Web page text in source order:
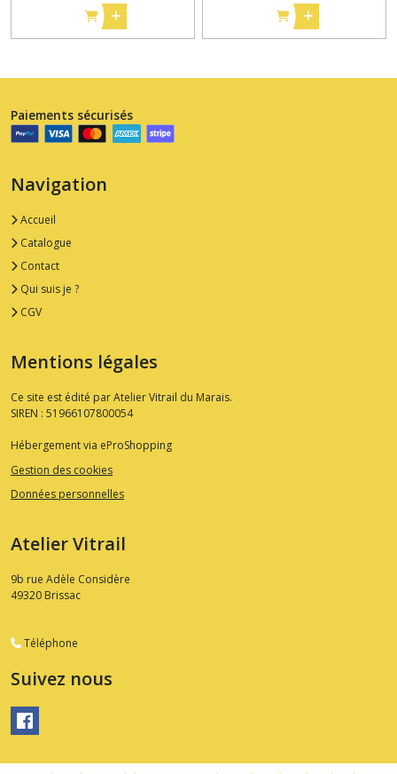
Paiements sécurisés
Navigation
Accueil
Catalogue
Contact
Qui suis je ?
CGV
Mentions légales
Ce site est édité par Atelier Vitrail du Marais.
SIREN : 51966107800054
Hébergement via eProShopping
Gestion des cookies
Données personnelles
Atelier Vitrail
9b rue Adèle Considère
49320 Brissac
Téléphone
Suivez nous